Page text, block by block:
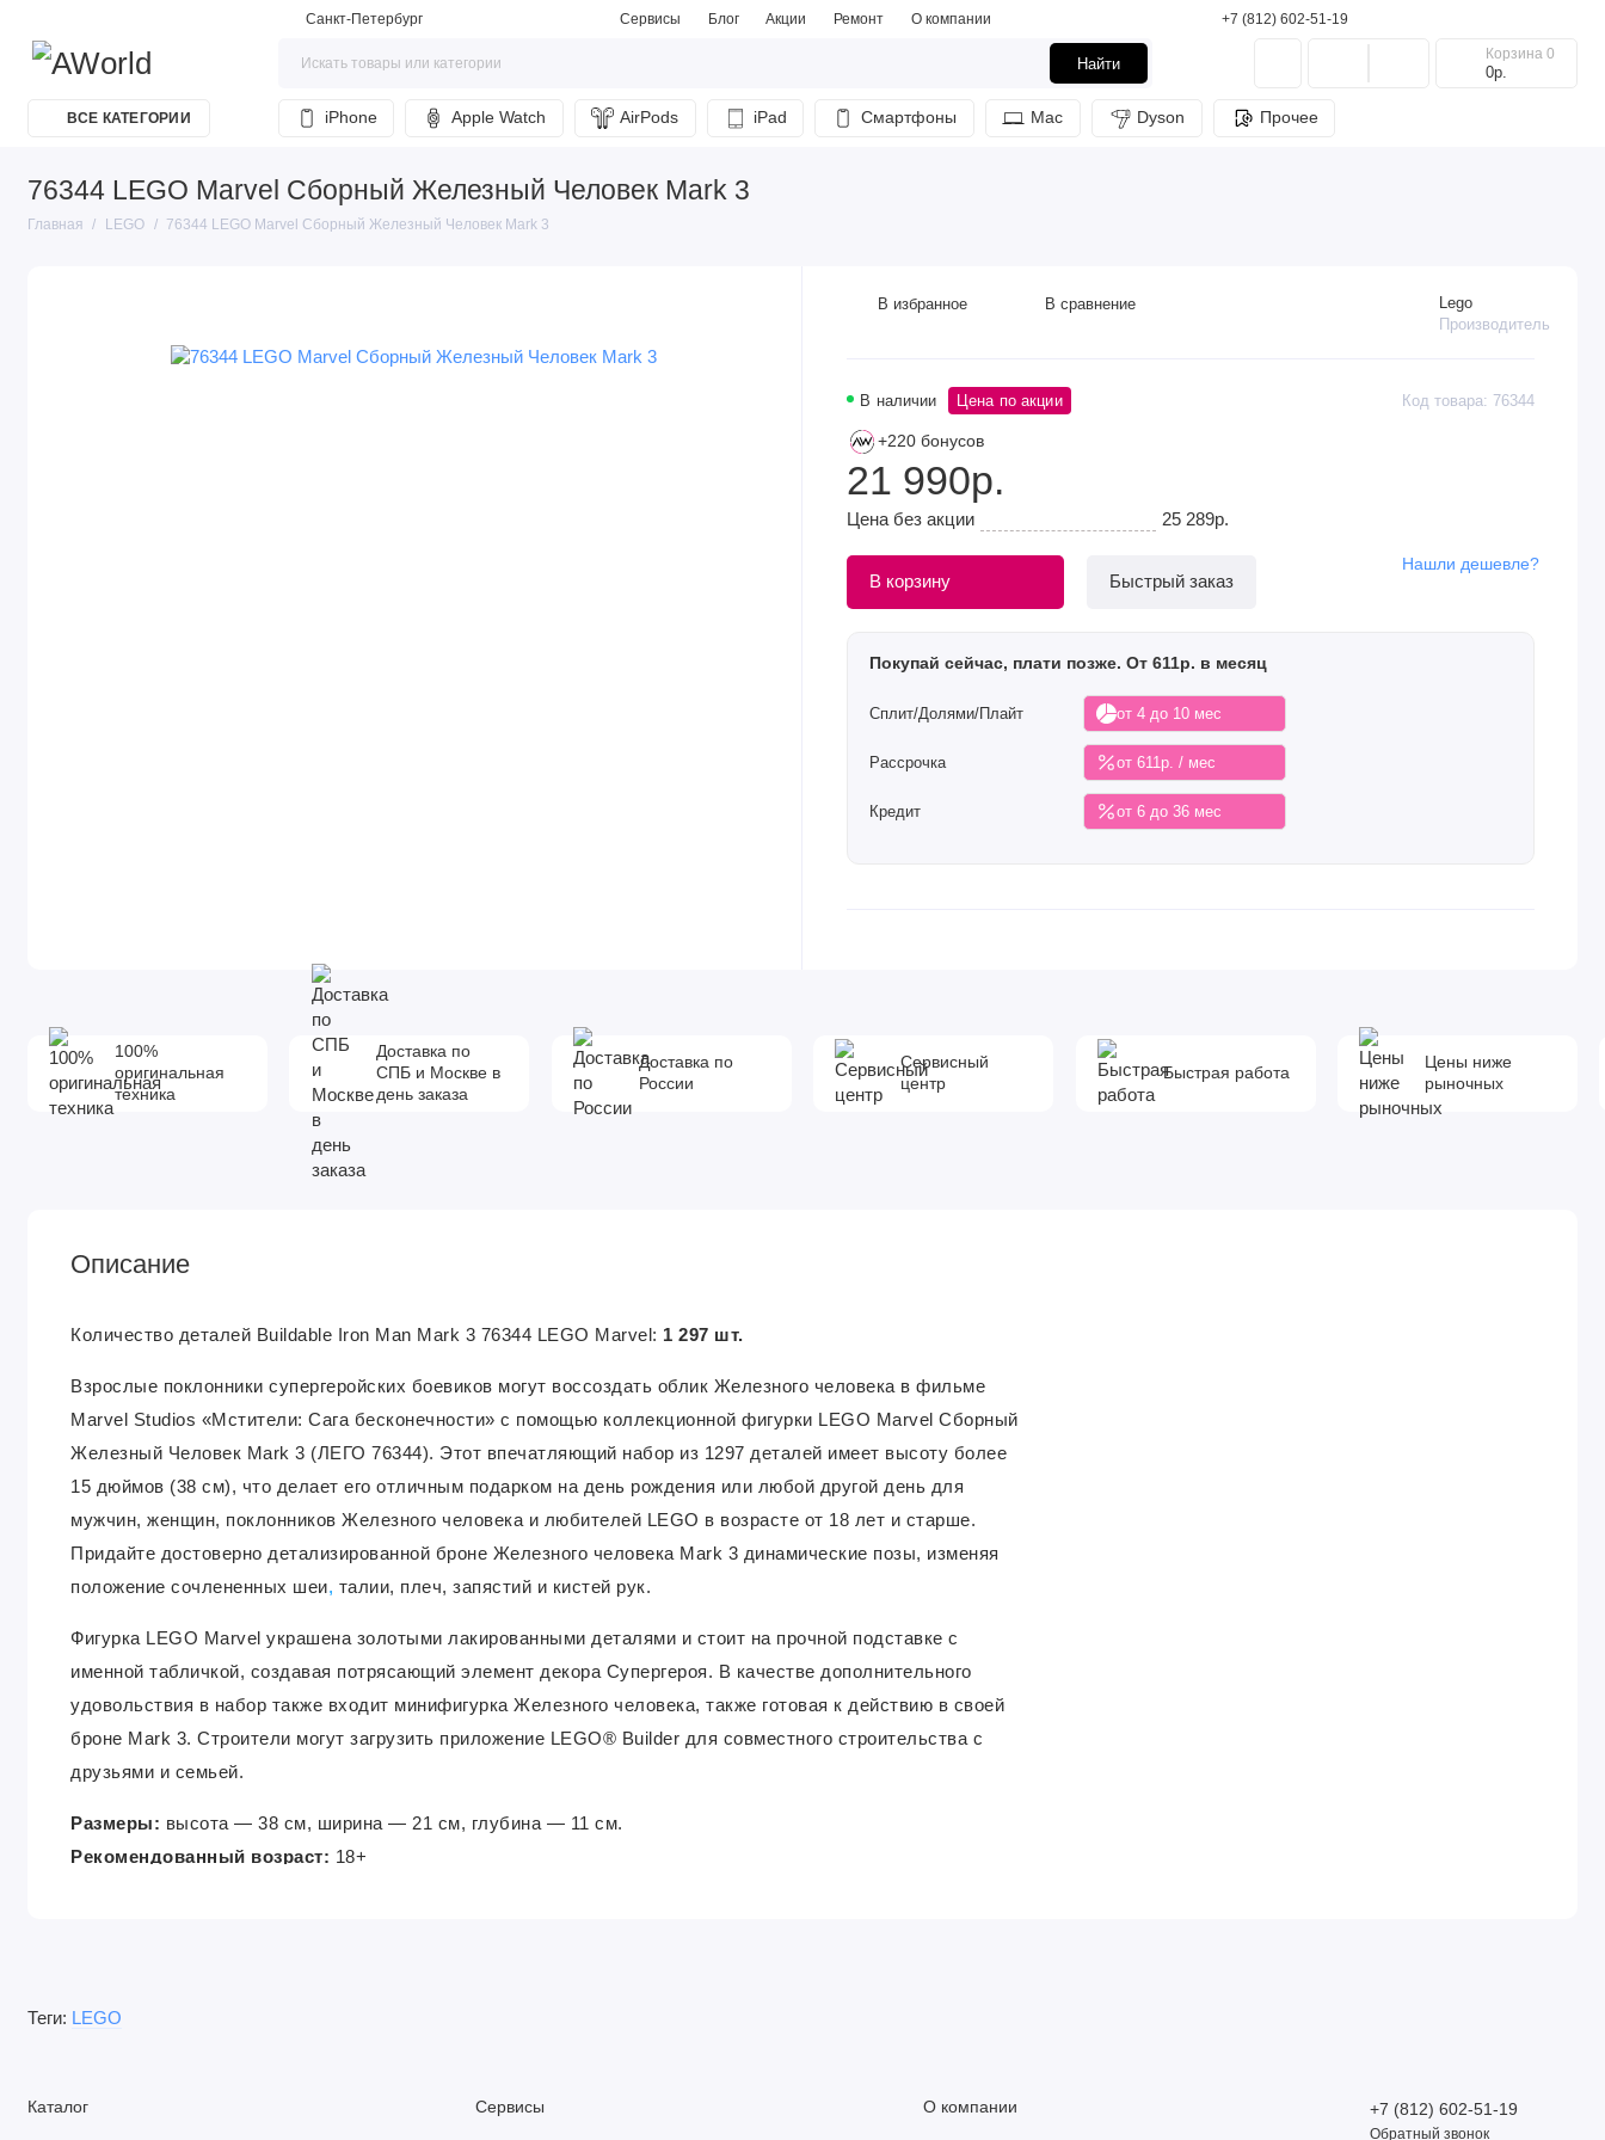
Санкт-Петербург Сервисы Блог Акции Ремонт О компании +7 (812) 602-51-19
Найти
Корзина 0
0р.
ВСЕ КАТЕГОРИИ iPhone Apple Watch AirPods iPad Смартфоны Mac Dyson Прочее
76344 LEGO Marvel Сборный Железный Человек Mark 3
Главная LEGO 76344 LEGO Marvel Сборный Железный Человек Mark 3
В наличии Код товара: 76344
Цена по акции
Lego
Производитель
+220 бонусов
21 990р.
Цена без акции 25 289р.
В корзину Быстрый заказ
Нашли дешевле?
Покупай сейчас, плати позже. От 611р. в месяц
Сплит/Долями/Плайт от 4 до 10 мес
Рассрочка от 611р. / мес
Кредит от 6 до 36 мес
В избранное В сравнение
100%
оригинальная
техника
Доставка по
СПБ и Москве в
день заказа
Доставка по
России
Сервисный
центр
Быстрая работа
Цены ниже
рыночных
Описание
Количество деталей Buildable Iron Man Mark 3 76344 LEGO Marvel: 1 297 шт.
Взрослые поклонники супергеройских боевиков могут воссоздать облик Железного человека в фильме
Marvel Studios «Мстители: Сага бесконечности» с помощью коллекционной фигурки LEGO Marvel Сборный
Железный Человек Mark 3 (ЛЕГО 76344). Этот впечатляющий набор из 1297 деталей имеет высоту более
15 дюймов (38 см), что делает его отличным подарком на день рождения или любой другой день для
мужчин, женщин, поклонников Железного человека и любителей LEGO в возрасте от 18 лет и старше.
Придайте достоверно детализированной броне Железного человека Mark 3 динамические позы, изменяя
положение сочлененных шеи, талии, плеч, запястий и кистей рук.
Фигурка LEGO Marvel украшена золотыми лакированными деталями и стоит на прочной подставке с
именной табличкой, создавая потрясающий элемент декора Супергероя. В качестве дополнительного
удовольствия в набор также входит минифигурка Железного человека, также готовая к действию в своей
броне Mark 3. Строители могут загрузить приложение LEGO® Builder для совместного строительства с
друзьями и семьей.
Размеры: высота — 38 см, ширина — 21 см, глубина — 11 см.
Рекомендованный возраст: 18+
Теги: LEGO
Каталог Сервисы О компании +7 (812) 602-51-19
Обратный звонок